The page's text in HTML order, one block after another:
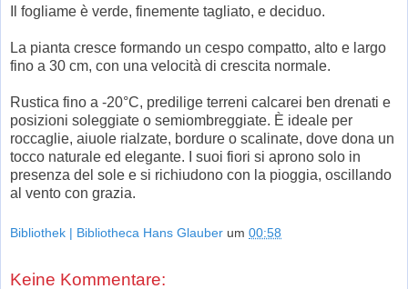
Il fogliame è verde, finemente tagliato, e deciduo.
La pianta cresce formando un cespo compatto, alto e largo
fino a 30 cm, con una velocità di crescita normale.
Rustica fino a -20°C, predilige terreni calcarei ben drenati e
posizioni soleggiate o semiombreggiate. È ideale per
roccaglie, aiuole rialzate, bordure o scalinate, dove dona un
tocco naturale ed elegante. I suoi fiori si aprono solo in
presenza del sole e si richiudono con la pioggia, oscillando
al vento con grazia.
Bibliothek | Bibliotheca Hans Glauber um 00:58
Keine Kommentare: